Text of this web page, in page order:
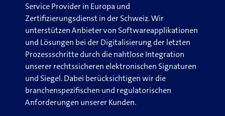
Service Provider in Europa und
Zertifizierungsdienst in der Schweiz. Wir
unterstützen Anbieter von Softwareapplikationen
und Lösungen bei der Digitalisierung der letzten
Prozessschritte durch die nahtlose Integration
unserer rechtssicheren elektronischen Signaturen
und Siegel. Dabei berücksichtigen wir die
branchenspezifischen und regulatorischen
Anforderungen unserer Kunden.